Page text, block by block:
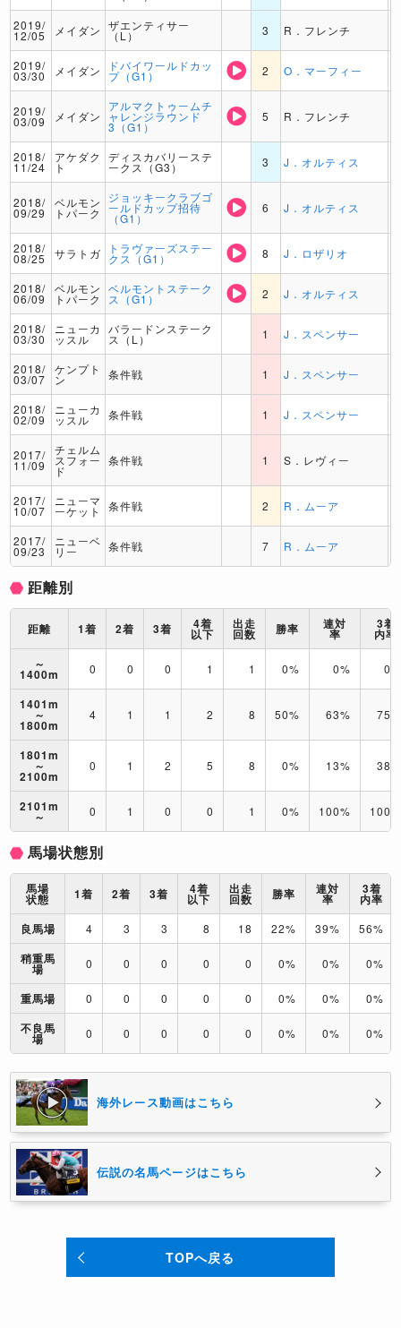
2019/
12/05 メイダン ザエンティサー
（L） 3 R．フレンチ
2019/
03/30 メイダン ドバイワールドカッ
プ（G1） 2 O．マーフィー
2019/
03/09 メイダン
アルマクトゥームチ
ャレンジラウンド
3（G1）
5 R．フレンチ
2018/
11/24
アケダク
ト
ディスカバリーステ
ークス（G3） 3 J．オルティス
2018/
09/29
ベルモン
トパーク
ジョッキークラブゴ
ールドカップ招待
（G1）
6 J．オルティス
2018/
08/25 サラトガ トラヴァーズステー
クス（G1） 8 J．ロザリオ
2018/
06/09
ベルモン
トパーク
ベルモントステーク
ス（G1） 2 J．オルティス
2018/
03/30
ニューカ
ッスル
バラードンステーク
ス（L） 1 J．スペンサー
2018/
03/07
ケンプト
ン 条件戦 1 J．スペンサー
2018/
02/09
ニューカ
ッスル 条件戦 1 J．スペンサー
2017/
11/09
チェルム
スフォー
ド
条件戦 1 S．レヴィー
2017/
10/07
ニューマ
ーケット 条件戦 2 R．ムーア
2017/
09/23
ニューベ
リー 条件戦 7 R．ムーア
距離別
距離 1着 2着 3着 4着
以下
出走
回数 勝率 連対
率
3着
内率
～
1400m 0 0 0 1 1 0% 0%
1401m
～
1800m
4 1 1 2 8 50% 63%
1801m
～
2100m
0 1 2 5 8 0% 13%
2101m
～ 0 1 0 0 1 0% 100%
馬場状態別
馬場
状態 1着 2着 3着 4着
以下
出走
回数 勝率 連対
率
3着
内率
良馬場
4 3 3 8 18 22% 39% 56%
稍重馬
場 0 0 0 0 0 0% 0% 0%
重馬場 0 0 0 0 0 0% 0% 0%
不良馬
場 0 0 0 0 0 0% 0% 0%
海外レース動画はこちら
伝説の名馬ページはこちら
TOPへ戻る